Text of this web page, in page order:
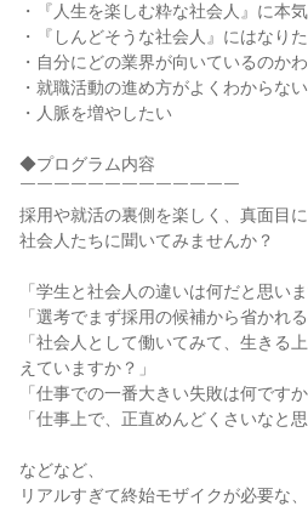
・『人生を楽しむ粋な社会人』に本
・『しんどそうな社会人』にはなり
・自分にどの業界が向いているのか
・就職活動の進め方がよくわからない
・人脈を増やしたい
◆プログラム内容
￣￣￣￣￣￣￣￣￣￣￣￣￣
採用や就活の裏側を楽しく、真面目に
社会人たちに聞いてみませんか？
「学生と社会人の違いは何だと思いま
「選考でまず採用の候補から省かれ
「社会人として働いてみて、生きる
えていますか？」
「仕事での一番大きい失敗は何ですか
「仕事上で、正直めんどくさいなと
などなど、
リアルすぎて終始モザイクが必要な、